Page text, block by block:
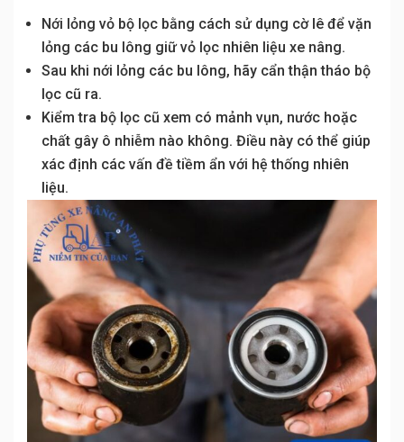
Nới lỏng vỏ bộ lọc bằng cách sử dụng cờ lê để vặn
lỏng các bu lông giữ vỏ lọc nhiên liệu xe nâng.
Sau khi nới lỏng các bu lông, hãy cẩn thận tháo bộ
lọc cũ ra.
Kiểm tra bộ lọc cũ xem có mảnh vụn, nước hoặc
chất gây ô nhiễm nào không. Điều này có thể giúp
xác định các vấn đề tiềm ẩn với hệ thống nhiên
liệu.